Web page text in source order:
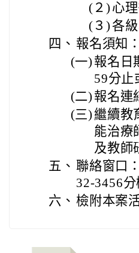
(２) 心
(３)各
四、 報名須知：
(一) 報名日
59分止
(二) 報名連
(三) 繼續教
能治療
及教師
五、 聯絡窗口
32-3456分
六、 檢附本案